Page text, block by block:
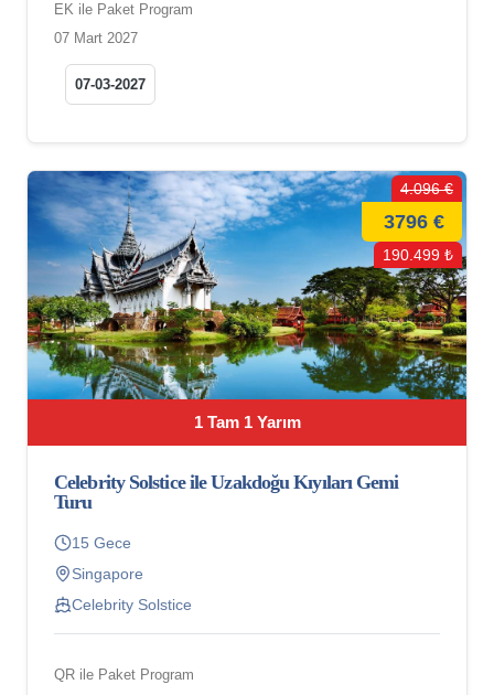
EK ile Paket Program
07 Mart 2027
07-03-2027
1 Tam 1 Yarım
4.096 €
3796 €
190.499 ₺
Celebrity Solstice ile Uzakdoğu Kıyıları Gemi
Turu
15 Gece
Singapore
Celebrity Solstice
QR ile Paket Program